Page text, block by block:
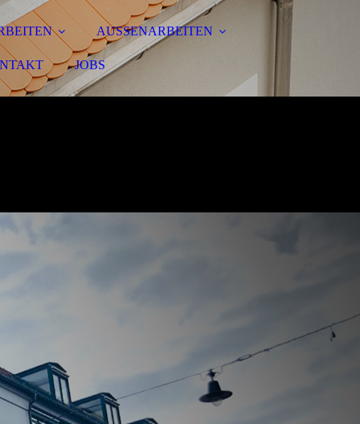
AUSSENARBEITEN
JOBS